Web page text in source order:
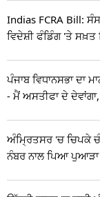
Indias FCRA Bill:
ਵਿਦੇਸ਼ੀ ਫੰਡਿੰਗ 'ਤੇ
ਪੰਜਾਬ ਵਿਧਾਨਸਭਾ ਦਾ
- ਮੈਂ ਅਸਤੀਫਾ ਦੇ
ਅੰਮ੍ਰਿਤਸਰ 'ਚ ਚਿਪਕੇ
ਨੰਬਰ ਨਾਲ ਪਿਆ ਪੁਆੜਾ